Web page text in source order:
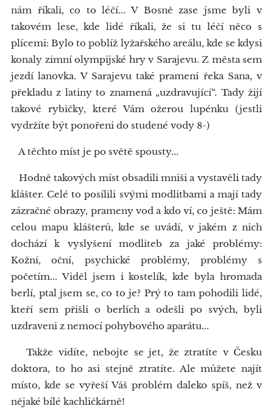
nám říkali, co to léčí... V Bosně zase jsme byli v
takovém lese, kde lidé říkali, že si tu léčí něco s
plícemi: Bylo to poblíž lyžařského areálu, kde se kdysi
konaly zimní olympijské hry v Sarajevu. Z města sem
jezdí lanovka. V Sarajevu také pramení řeka Sana, v
překladu z latiny to znamená „uzdravující“. Tady žijí
takové rybičky, které Vám ožerou lupénku (jestli
vydržíte být ponořeni do studené vody 8-)
A těchto míst je po světě spousty...
Hodně takových míst obsadili mniši a vystavěli tady
klášter. Celé to posílili svými modlitbami a mají tady
zázračné obrazy, prameny vod a kdo ví, co ještě: Mám
celou mapu klášterů, kde se uvádí, v jakém z nich
dochází k vyslyšení modliteb za jaké problémy:
Kožní, oční, psychické problémy, problémy s
početím... Viděl jsem i kostelík, kde byla hromada
berlí, ptal jsem se, co to je? Prý to tam pohodili lidé,
kteří sem přišli o berlích a odešli po svých, byli
uzdraveni z nemocí pohybového aparátu...
Takže vidíte, nebojte se jet, že ztratíte v Česku
doktora, to ho asi stejně ztratíte. Ale můžete najít
místo, kde se vyřeší Váš problém daleko spíš, než v
nějaké bílé kachličkárně!